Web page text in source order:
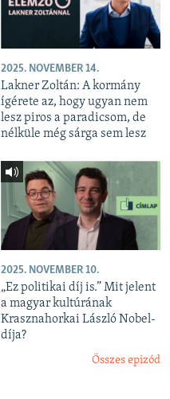
2025. NOVEMBER 14.
Lakner Zoltán: A kormány
ígérete az, hogy ugyan nem
lesz piros a paradicsom, de
nélküle még sárga sem lesz
2025. NOVEMBER 10.
„Ez politikai díj is.” Mit jelent
a magyar kultúrának
Krasznahorkai László Nobel-
díja?
Összes epizód